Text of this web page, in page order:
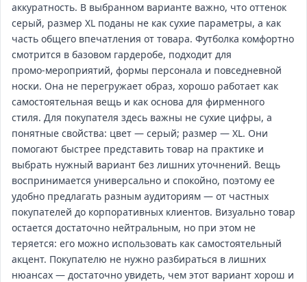
аккуратность. В выбранном варианте важно, что оттенок
серый, размер XL поданы не как сухие параметры, а как
часть общего впечатления от товара. Футболка комфортно
смотрится в базовом гардеробе, подходит для
промо‑мероприятий, формы персонала и повседневной
носки. Она не перегружает образ, хорошо работает как
самостоятельная вещь и как основа для фирменного
стиля. Для покупателя здесь важны не сухие цифры, а
понятные свойства: цвет — серый; размер — XL. Они
помогают быстрее представить товар на практике и
выбрать нужный вариант без лишних уточнений. Вещь
воспринимается универсально и спокойно, поэтому ее
удобно предлагать разным аудиториям — от частных
покупателей до корпоративных клиентов. Визуально товар
остается достаточно нейтральным, но при этом не
теряется: его можно использовать как самостоятельный
акцент. Покупателю не нужно разбираться в лишних
нюансах — достаточно увидеть, чем этот вариант хорош и